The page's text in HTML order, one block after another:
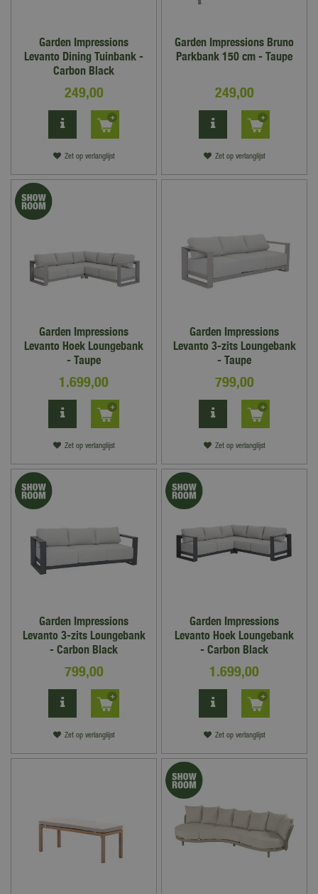
Garden Impressions
Levanto Dining Tuinbank -
Carbon Black
249,00
Zet op verlanglijst
Garden Impressions Bruno
Parkbank 150 cm - Taupe
249,00
Zet op verlanglijst
Garden Impressions
Levanto Hoek Loungebank
- Taupe
1.699,00
Zet op verlanglijst
Garden Impressions
Levanto 3-zits Loungebank
- Taupe
799,00
Zet op verlanglijst
Garden Impressions
Levanto 3-zits Loungebank
- Carbon Black
799,00
Zet op verlanglijst
Garden Impressions
Levanto Hoek Loungebank
- Carbon Black
1.699,00
Zet op verlanglijst